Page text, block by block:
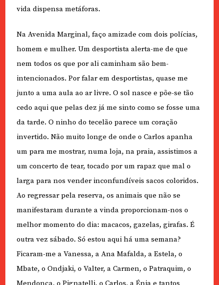
vida dispensa metáforas.
Na Avenida Marginal, faço amizade com dois polícias,
homem e mulher. Um desportista alerta-me de que
nem todos os que por ali caminham são bem-
intencionados. Por falar em desportistas, quase me
junto a uma aula ao ar livre. O sol nasce e põe-se tão
cedo aqui que pelas dez já me sinto como se fosse uma
da tarde. O ninho do tecelão parece um coração
invertido. Não muito longe de onde o Carlos apanha
um para me mostrar, numa loja, na praia, assistimos a
um concerto de tear, tocado por um rapaz que mal o
larga para nos vender inconfundíveis sacos coloridos.
Ao regressar pela reserva, os animais que não se
manifestaram durante a vinda proporcionam-nos o
melhor momento do dia: macacos, gazelas, girafas. É
outra vez sábado. Só estou aqui há uma semana?
Ficaram-me a Vanessa, a Ana Mafalda, a Estela, o
Mbate, o Ondjaki, o Valter, a Carmen, o Patraquim, o